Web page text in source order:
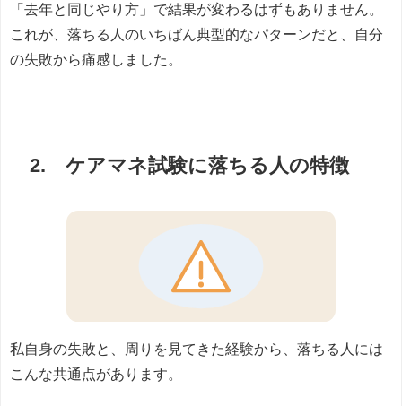
「去年と同じやり方」で結果が変わるはずもありません。
これが、落ちる人のいちばん典型的なパターンだと、自分
の失敗から痛感しました。
2. ケアマネ試験に落ちる人の特徴
私自身の失敗と、周りを見てきた経験から、落ちる人には
こんな共通点があります。